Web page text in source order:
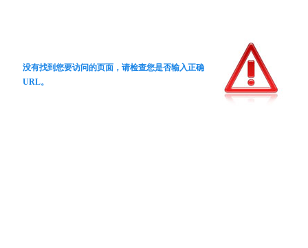
没有找到您要访问的页面，请检查您是否输入正确
URL。